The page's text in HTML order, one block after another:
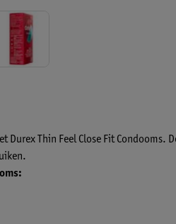
Durex Thin Feel Close Fit Condooms.